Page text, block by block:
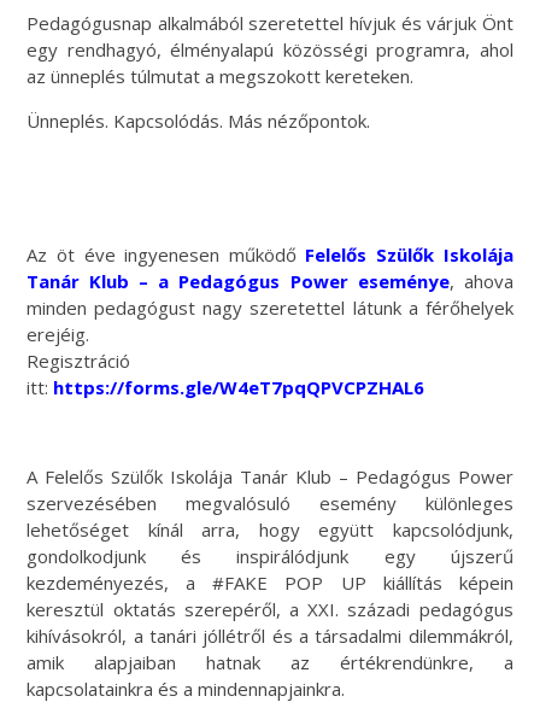
Pedagógusnap alkalmából szeretettel hívjuk és várjuk Önt
egy rendhagyó, élményalapú közösségi programra, ahol
az ünneplés túlmutat a megszokott kereteken.
Ünneplés. Kapcsolódás. Más nézőpontok.
Az öt éve ingyenesen működő Felelős Szülők Iskolája
Tanár Klub – a Pedagógus Power eseménye, ahova
minden pedagógust nagy szeretettel látunk a férőhelyek
erejéig.
Regisztráció
itt: https://forms.gle/W4eT7pqQPVCPZHAL6
A Felelős Szülők Iskolája Tanár Klub – Pedagógus Power
szervezésében megvalósuló esemény különleges
lehetőséget kínál arra, hogy együtt kapcsolódjunk,
gondolkodjunk és inspirálódjunk egy újszerű
kezdeményezés, a #FAKE POP UP kiállítás képein
keresztül oktatás szerepéről, a XXI. századi pedagógus
kihívásokról, a tanári jóllétről és a társadalmi dilemmákról,
amik alapjaiban hatnak az értékrendünkre, a
kapcsolatainkra és a mindennapjainkra.